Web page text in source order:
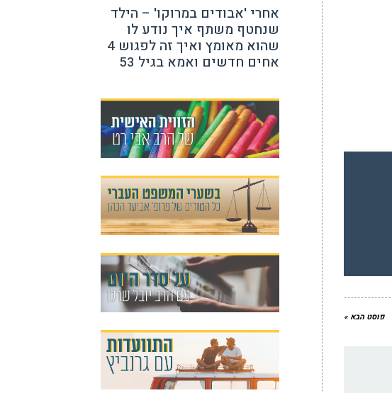
פוסט הבא »
אחרי 'אבודים במרוקו' – הילד
שנחטף משתף איך נודע לו
שהוא מאומץ ואיך זה לפגוש 4
אחים חדשים ואמא בגיל 53